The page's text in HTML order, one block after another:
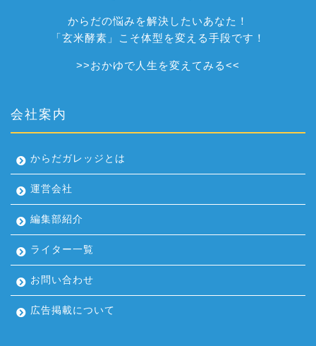
からだの悩みを解決したいあなた！
「玄米酵素」こそ体型を変える手段です！
>>おかゆで人生を変えてみる<<
会社案内
からだガレッジとは
運営会社
編集部紹介
ライター一覧
お問い合わせ
広告掲載について